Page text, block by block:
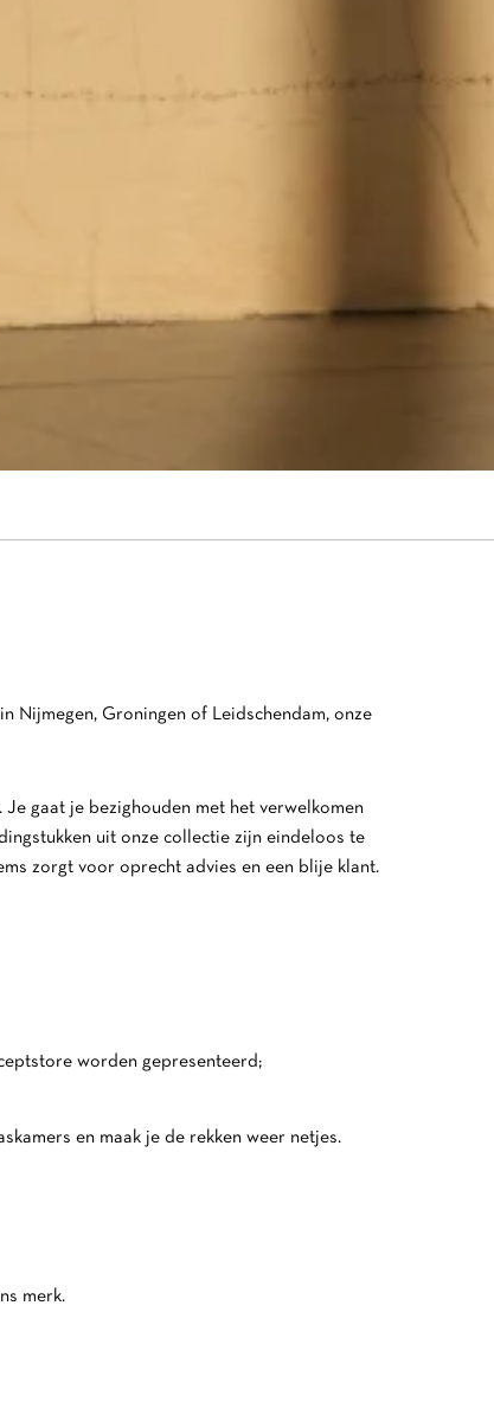
Nijmegen, Groningen of Leidschendam, onze
gaat je bezighouden met het verwelkomen
uit onze collectie zijn eindeloos te
zorgt voor oprecht advies en een blije klant.
worden gepresenteerd;
en maak je de rekken weer netjes.
merk.